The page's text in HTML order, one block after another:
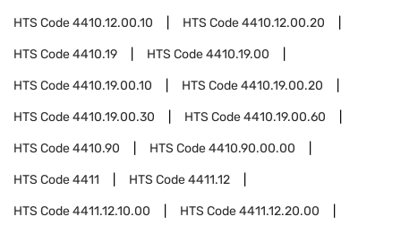
HTS Code4410.12.00.10 HTS Code4410.12.00.20
HTS Code4410.19 HTS Code4410.19.00
HTS Code4410.19.00.10 HTS Code4410.19.00.20
HTS Code4410.19.00.30 HTS Code4410.19.00.60
HTS Code4410.90 HTS Code4410.90.00.00
HTS Code4411 HTS Code4411.12
HTS Code4411.12.10.00 HTS Code4411.12.20.00